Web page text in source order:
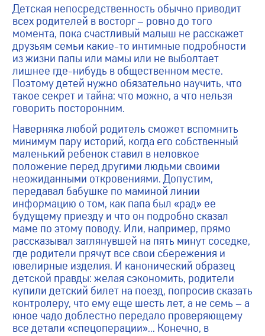
Детская непосредственность обычно приводит
всех родителей в восторг – ровно до того
момента, пока счастливый малыш не расскажет
друзьям семьи какие-то интимные подробности
из жизни папы или мамы или не выболтает
лишнее где-нибудь в общественном месте.
Поэтому детей нужно обязательно научить, что
такое секрет и тайна: что можно, а что нельзя
говорить посторонним.
Наверняка любой родитель сможет вспомнить
минимум пару историй, когда его собственный
маленький ребенок ставил в неловкое
положение перед другими людьми своими
неожиданными откровениями. Допустим,
передавал бабушке по маминой линии
информацию о том, как папа был «рад» ее
будущему приезду и что он подробно сказал
маме по этому поводу. Или, например, прямо
рассказывал заглянувшей на пять минут соседке,
где родители прячут все свои сбережения и
ювелирные изделия. И канонический образец
детской правды: желая сэкономить, родители
купили детский билет на поезд, попросив сказать
контролеру, что ему еще шесть лет, а не семь – а
юное чадо доблестно передало проверяющему
все детали «спецоперации»… Конечно, в